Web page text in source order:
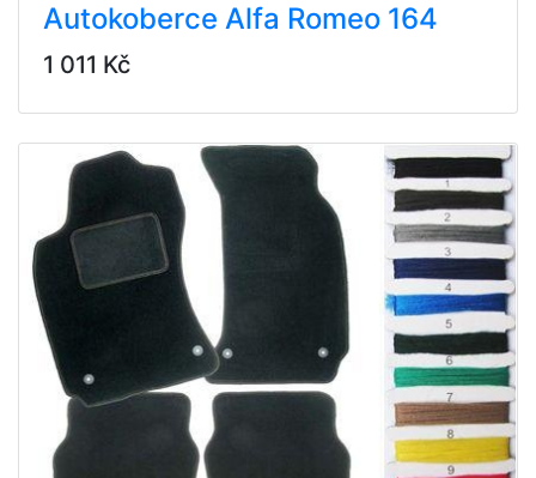
Autokoberce Alfa Romeo 164
1 011 Kč